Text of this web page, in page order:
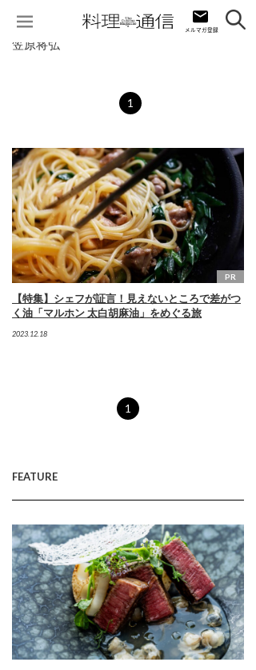
笠原将弘
1
PR
【特集】シェフが証言！見えないところで差がつ
く油「マルホン 太白胡麻油」をめぐる旅
2023.12.18
1
FEATURE